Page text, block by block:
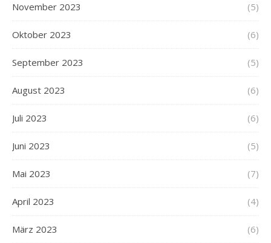
November 2023 (5)
Oktober 2023 (6)
September 2023 (5)
August 2023 (6)
Juli 2023 (6)
Juni 2023 (5)
Mai 2023 (7)
April 2023 (4)
März 2023 (6)